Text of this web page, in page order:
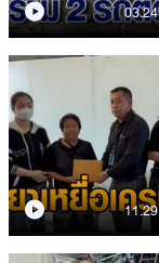
03.24
11.29